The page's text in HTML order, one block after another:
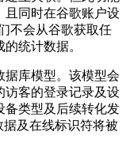
且同时在谷歌账户设
不会从谷歌获取任
统计数据。
据库模型。该模型会
访客的登录记录及设
备类型及后续转化发
及在线标识符将被